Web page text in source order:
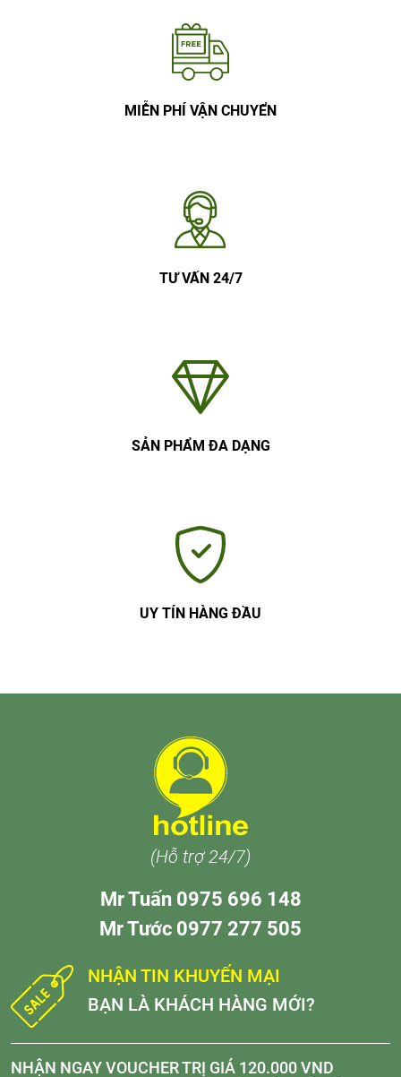
MIỄN PHÍ VẬN CHUYỂN
TƯ VẤN 24/7
SẢN PHẨM ĐA DẠNG
UY TÍN HÀNG ĐẦU
(Hỗ trợ 24/7)
Mr Tuấn 0975 696 148
Mr Tước 0977 277 505
NHẬN TIN KHUYẾN MẠI
BẠN LÀ KHÁCH HÀNG MỚI?
NHẬN NGAY VOUCHER TRỊ GIÁ 120.000 VND